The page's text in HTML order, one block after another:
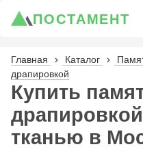
ПОСТАМЕНТ
Главная Каталог
драпировкой
Купить
тканью в